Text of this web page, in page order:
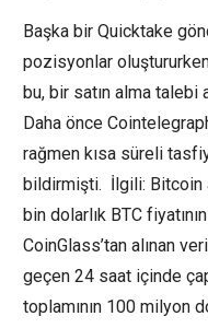
Başka bir Quicktake
pozisyonlar
bu, bir satın alma talebi
Daha önce
rağmen kısa süreli
bildirmişti. İlgili: Bitcoin
bin dolarlık BTC
CoinGlass’tan alınan
geçen 24 saat içinde
toplamının 100 milyon